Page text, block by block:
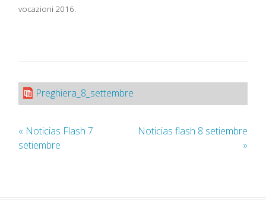
vocazioni 2016.
Preghiera_8_settembre
« Noticias Flash 7
setiembre
Noticias flash 8 setiembre
»